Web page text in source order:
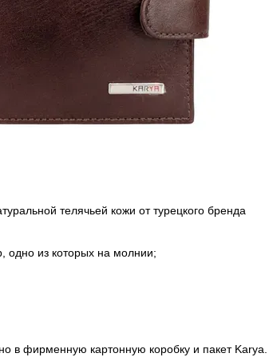
телячьей кожи от турецкого бренда
одно из которых на молнии;
в фирменную картонную коробку и пакет Karya.